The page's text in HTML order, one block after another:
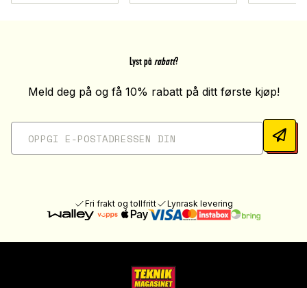
Lyst på rabatt?
Meld deg på og få 10% rabatt på ditt første kjøp!
Fri frakt og tollfritt Lynrask levering